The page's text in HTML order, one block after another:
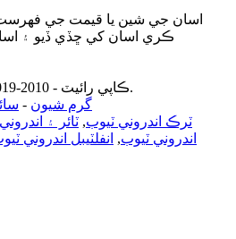
اسان جي شين يا قيمت جي فهرست
© ڪاپي رائيٽ - 2010-2019: سڀ حق محفوظ آهن.
گرم شيون -
ٽرڪ اندروني ٽيوب, ٽائر ۽
اندروني ٽيوب, انفلٽيبل اندروني